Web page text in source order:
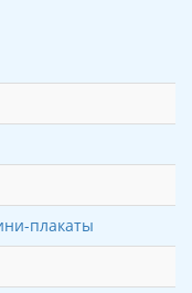
плакаты